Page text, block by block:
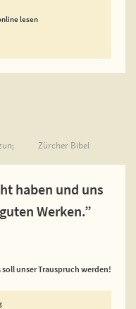
lesen
Zürcher Bibel
haben und uns
Werken.”
soll unser Trauspruch werden!